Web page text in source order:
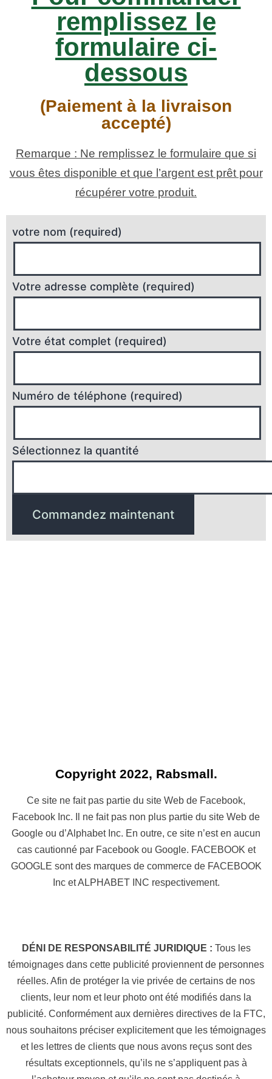
remplissez le
formulaire ci-
dessous
(Paiement à la livraison
accepté)
Remarque : Ne remplissez le formulaire que si
vous êtes disponible et que l’argent est prêt pour
récupérer votre produit.
votre nom (required)
Votre adresse complète (required)
Votre état complet (required)
Numéro de téléphone (required)
Sélectionnez la quantité
Copyright 2022, Rabsmall.
Ce site ne fait pas partie du site Web de Facebook,
Facebook Inc. Il ne fait pas non plus partie du site Web de
Google ou d’Alphabet Inc. En outre, ce site n’est en aucun
cas cautionné par Facebook ou Google. FACEBOOK et
GOOGLE sont des marques de commerce de FACEBOOK
Inc et ALPHABET INC respectivement.
DÉNI DE RESPONSABILITÉ JURIDIQUE : Tous les
témoignages dans cette publicité proviennent de personnes
réelles. Afin de protéger la vie privée de certains de nos
clients, leur nom et leur photo ont été modifiés dans la
publicité. Conformément aux dernières directives de la FTC,
nous souhaitons préciser explicitement que les témoignages
et les lettres de clients que nous avons reçus sont des
résultats exceptionnels, qu’ils ne s’appliquent pas à